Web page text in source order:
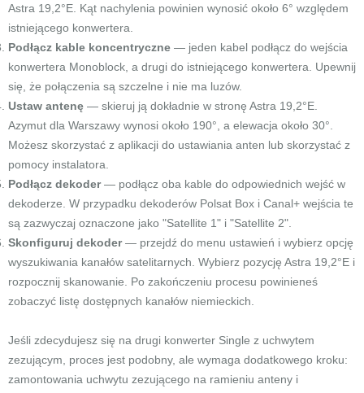
Astra 19,2°E. Kąt nachylenia powinien wynosić około 6° względem
istniejącego konwertera.
Podłącz kable koncentryczne — jeden kabel podłącz do wejścia
konwertera Monoblock, a drugi do istniejącego konwertera. Upewnij
się, że połączenia są szczelne i nie ma luzów.
Ustaw antenę — skieruj ją dokładnie w stronę Astra 19,2°E.
Azymut dla Warszawy wynosi około 190°, a elewacja około 30°.
Możesz skorzystać z aplikacji do ustawiania anten lub skorzystać z
pomocy instalatora.
Podłącz dekoder— podłącz oba kable do odpowiednich wejść w
dekoderze. W przypadku dekoderów Polsat Box i Canal+ wejścia te
są zazwyczaj oznaczone jako "Satellite 1" i "Satellite 2".
Skonfiguruj dekoder— przejdź do menu ustawień i wybierz opcję
wyszukiwania kanałów satelitarnych. Wybierz pozycję Astra 19,2°E i
rozpocznij skanowanie. Po zakończeniu procesu powinieneś
zobaczyć listę dostępnych kanałów niemieckich.
Jeśli zdecydujesz się na drugi konwerter Single z uchwytem
zezującym, proces jest podobny, ale wymaga dodatkowego kroku:
zamontowania uchwytu zezującego na ramieniu anteny i